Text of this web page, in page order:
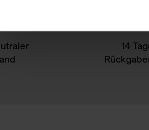
verwenden dürfen. Über die
14